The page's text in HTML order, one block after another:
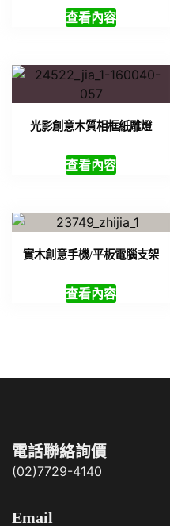
查看內容
光影創意木質相框紙雕燈
查看內容
實木創意手機/平板電腦支架
查看內容
電話聯絡詢價
(02)7729-4140
Email